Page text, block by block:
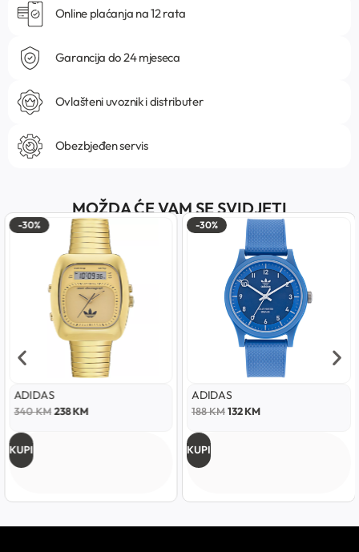
Online plaćanja na 12 rata
Garancija do 24 mjeseca
Ovlašteni uvoznik i distributer
Obezbjeđen servis
MOŽDA ĆE VAM SE SVIDJETI
-30%
ADIDAS
340KM238KM
KUPI
-30%
ADIDAS
188KM 132KM
KUPI